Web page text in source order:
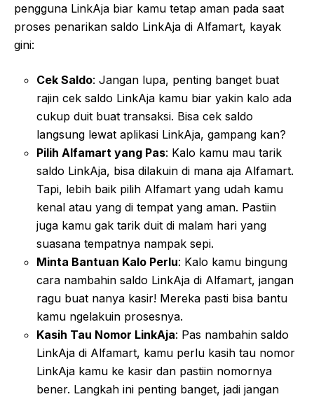
pengguna LinkAja biar kamu tetap aman pada saat
proses penarikan saldo LinkAja di Alfamart, kayak
gini:
Cek Saldo: Jangan lupa, penting banget buat
rajin cek saldo LinkAja kamu biar yakin kalo ada
cukup duit buat transaksi. Bisa cek saldo
langsung lewat aplikasi LinkAja, gampang kan?
Pilih Alfamart yang Pas: Kalo kamu mau tarik
saldo LinkAja, bisa dilakuin di mana aja Alfamart.
Tapi, lebih baik pilih Alfamart yang udah kamu
kenal atau yang di tempat yang aman. Pastiin
juga kamu gak tarik duit di malam hari yang
suasana tempatnya nampak sepi.
Minta Bantuan Kalo Perlu: Kalo kamu bingung
cara nambahin saldo LinkAja di Alfamart, jangan
ragu buat nanya kasir! Mereka pasti bisa bantu
kamu ngelakuin prosesnya.
Kasih Tau Nomor LinkAja: Pas nambahin saldo
LinkAja di Alfamart, kamu perlu kasih tau nomor
LinkAja kamu ke kasir dan pastiin nomornya
bener. Langkah ini penting banget, jadi jangan